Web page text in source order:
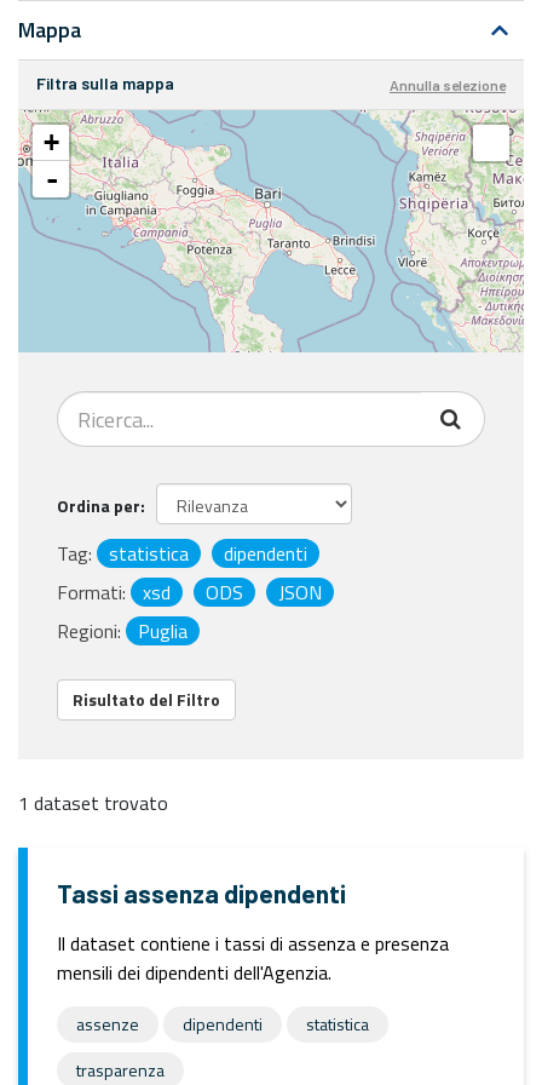
Mappa
Filtra sulla mappa Annulla selezione
+
-
Ordina per
Tag: statistica
dipendenti
Formati:
xsd ODS
JSON
Regioni:
Puglia
Risultato del Filtro
1 dataset trovato
Tassi assenza dipendenti
Il dataset contiene i tassi di assenza e presenza
mensili dei dipendenti dell'Agenzia.
assenze dipendenti
statistica
trasparenza